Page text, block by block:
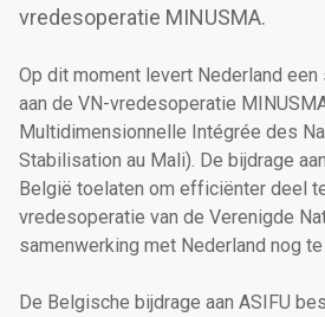
vredesoperatie MINUSMA.
Op dit moment levert Nederland
aan de VN-vredesoperatie
Multidimensionnelle Intégrée des
Stabilisation au Mali). De bijdrage
België toelaten om efficiënter deel
vredesoperatie van de Verenigde
samenwerking met Nederland nog
De Belgische bijdrage aan ASIFU